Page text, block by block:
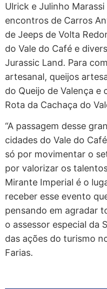
Ulrick e Julinho
encontros de Carros
de Jeeps de Volta
do Vale do Café e
Jurassic Land. Para
artesanal, queijos
do Queijo de Valença e
Rota da Cachaça do
“A passagem desse
cidades do Vale do
só por movimentar o
por valorizar os
Mirante Imperial é o
receber esse evento
pensando em agradar
o assessor especial da
das ações do turismo
Farias.